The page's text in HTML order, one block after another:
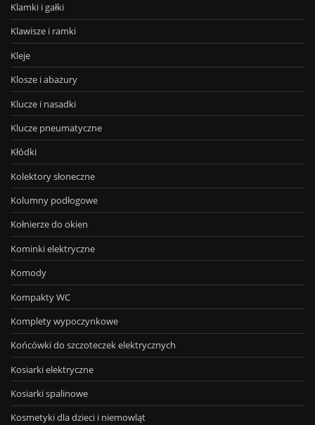
Klamki i gałki
Klawisze i ramki
Kleje
Klosze i abażury
Klucze i nasadki
Klucze pneumatyczne
Kłódki
Kolektory słoneczne
Kolumny podłogowe
Kołnierze do okien
Kominki elektryczne
Komody
Kompakty WC
Komplety wypoczynkowe
Końcówki do szczoteczek elektrycznych
Kosiarki elektryczne
Kosiarki spalinowe
Kosmetyki dla dzieci i niemowląt